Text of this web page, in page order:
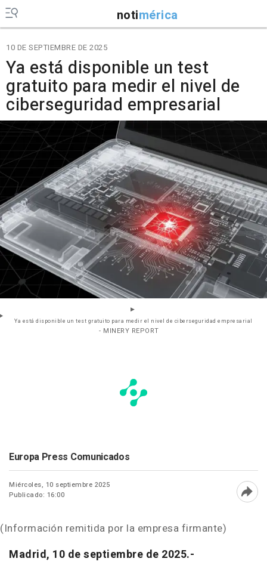
notimérica
10 DE SEPTIEMBRE DE 2025
Ya está disponible un test
gratuito para medir el nivel de
ciberseguridad empresarial
Ya está disponible un test gratuito para medir el nivel de ciberseguridad empresarial
- MINERY REPORT
Europa Press Comunicados
Miércoles, 10 septiembre 2025
Publicado: 16:00
(Información remitida por la empresa firmante)
Madrid, 10 de septiembre de 2025.-